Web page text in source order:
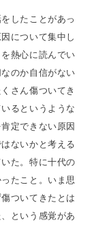
したことがあっ
について集中し
熱心に読んでい
のか自信がない
さん傷ついてき
るというような
定できない原因
ないかと考える
た。特に十代の
たこと。いま思
ついてきたとは
という感覚があ